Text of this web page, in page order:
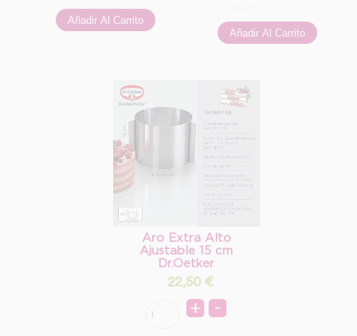
Aro Extra Alto
Ajustable 15 cm
Dr.Oetker
22,50 €